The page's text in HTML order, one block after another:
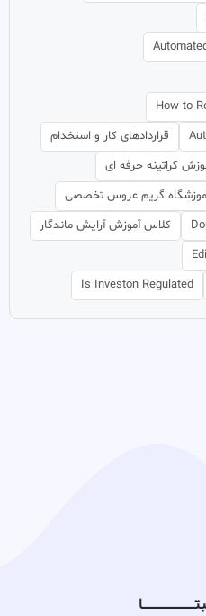
How to
قراردادهای کار و استخدام
کراتینه حرفه ای
گریم عروس تخصصی
کلاس آموزش آرایش ماندگار
Is Investon Regulated